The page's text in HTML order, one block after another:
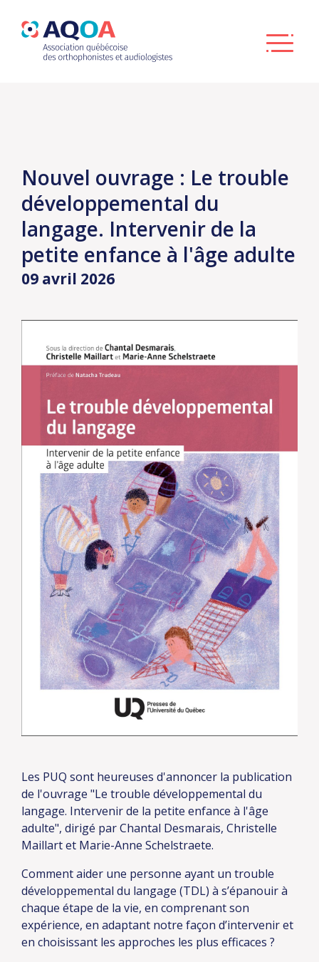
Nouvel ouvrage : Le trouble
développemental du
langage. Intervenir de la
petite enfance à l'âge adulte
09 avril 2026
Les PUQ sont heureuses d'annoncer la publication
de l'ouvrage "Le trouble développemental du
langage. Intervenir de la petite enfance à l'âge
adulte", dirigé par Chantal Desmarais, Christelle
Maillart et Marie-Anne Schelstraete.
Comment aider une personne ayant un trouble
développemental du langage (TDL) à s’épanouir à
chaque étape de la vie, en comprenant son
expérience, en adaptant notre façon d’intervenir et
en choisissant les approches les plus efficaces ?